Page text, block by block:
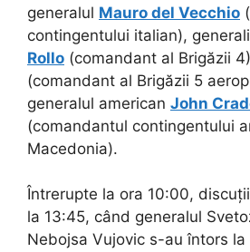
generalul Mauro del Vecchio
contingentului italian),
Rollo (comandant al Brigăzii
(comandant al Brigăzii 5
generalul american John
(comandantul contingentului
Macedonia).
Întrerupte la ora 10:00,
la 13:45, când generalul
Nebojsa Vujovic s-au întors la